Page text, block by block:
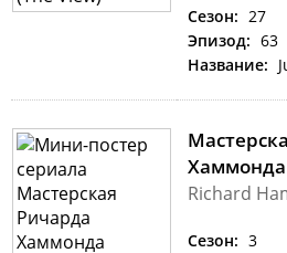
Сезон: 27
Эпизод: 63
Название:
Хаммонда
Richard
Сезон: 3